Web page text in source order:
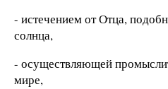
- истечением от Отца,
солнца,
- осуществляющей
мире,